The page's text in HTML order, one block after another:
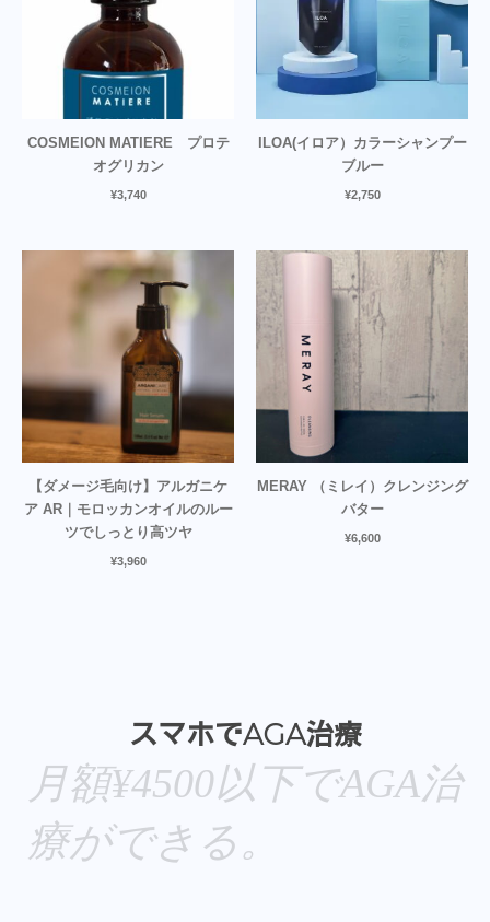
COSMEION MATIERE プロテ
オグリカン
¥3,740
ILOA(イロア）カラーシャンプー
ブルー
¥2,750
【ダメージ毛向け】アルガニケ
ア AR｜モロッカンオイルのルー
ツでしっとり高ツヤ
¥3,960
MERAY （ミレイ）クレンジング
バター
¥6,600
スマホでAGA治療
月額¥4500以下でAGA治
療ができる。